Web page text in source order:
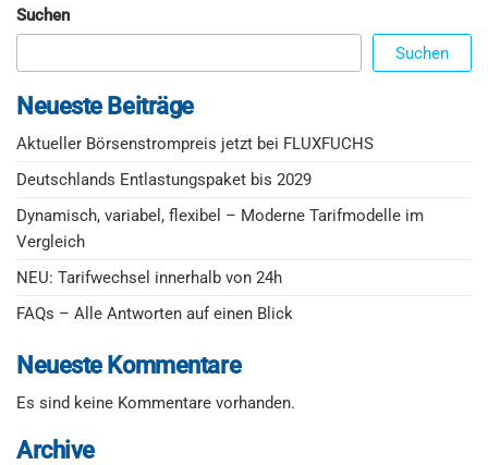
Suchen
Suchen
Neueste Beiträge
Aktueller Börsenstrompreis jetzt bei FLUXFUCHS
Deutschlands Entlastungspaket bis 2029
Dynamisch, variabel, flexibel – Moderne Tarifmodelle im
Vergleich
NEU: Tarifwechsel innerhalb von 24h
FAQs – Alle Antworten auf einen Blick
Neueste Kommentare
Es sind keine Kommentare vorhanden.
Archive